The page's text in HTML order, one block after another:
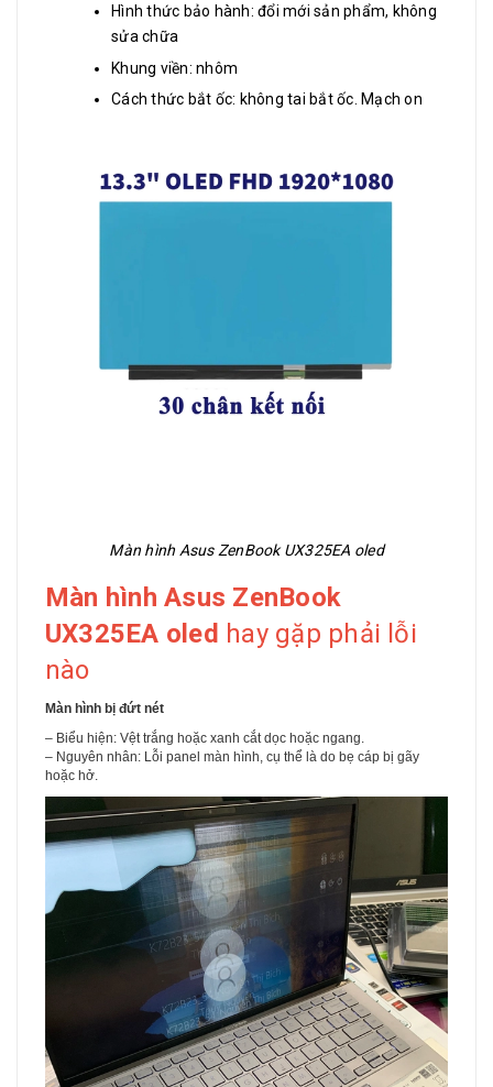
Hình thức bảo hành: đổi mới sản phẩm, không
sửa chữa
Khung viền: nhôm
Cách thức bắt ốc: không tai bắt ốc. Mạch on
Màn hình Asus ZenBook UX325EA oled
Màn hình Asus ZenBook
UX325EA oled hay gặp phải lỗi
nào
Màn hình bị đứt nét
– Biểu hiện: Vệt trắng hoặc xanh cắt dọc hoặc ngang.
– Nguyên nhân: Lỗi panel màn hình, cụ thể là do bẹ cáp bị gãy
hoặc hở.